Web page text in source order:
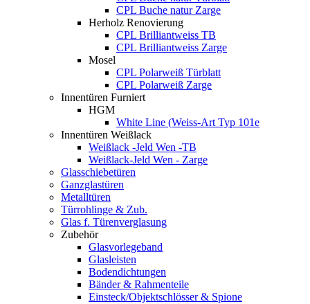
CPL Buche natur Zarge
Herholz Renovierung
CPL Brilliantweiss TB
CPL Brilliantweiss Zarge
Mosel
CPL Polarweiß Türblatt
CPL Polarweiß Zarge
Innentüren Furniert
HGM
White Line (Weiss-Art Typ 101e
Innentüren Weißlack
Weißlack -Jeld Wen -TB
Weißlack-Jeld Wen - Zarge
Glasschiebetüren
Ganzglastüren
Metalltüren
Türrohlinge & Zub.
Glas f. Türenverglasung
Zubehör
Glasvorlegeband
Glasleisten
Bodendichtungen
Bänder & Rahmenteile
Einsteck/Objektschlösser & Spione